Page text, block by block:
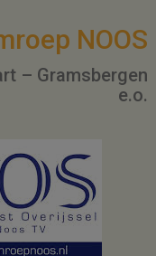
NOOS
– Gramsbergen
e.o.